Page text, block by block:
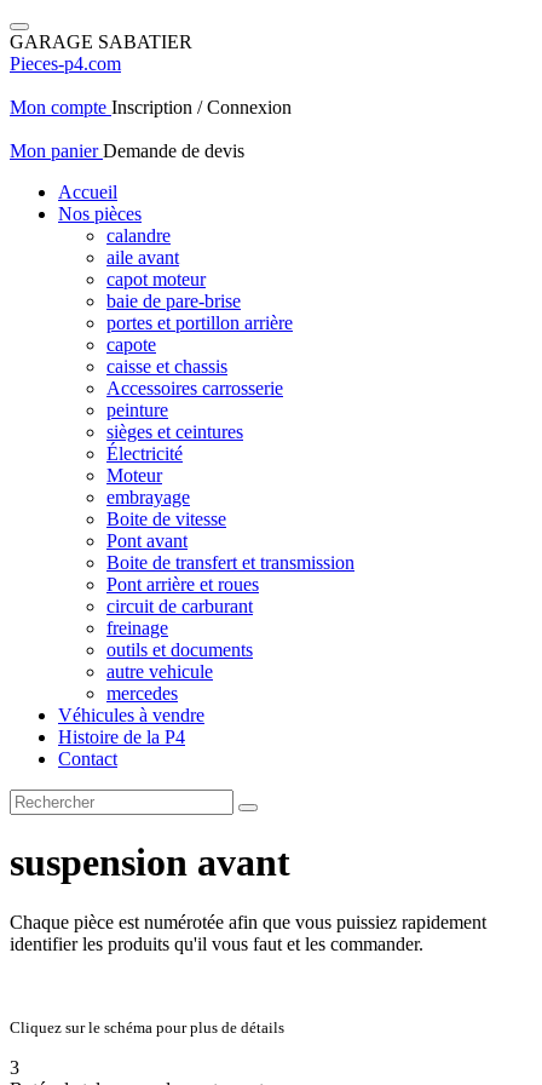
GARAGE SABATIER
Pieces-p4.com
Mon compte Inscription / Connexion
Mon panierDemande de devis
Accueil
Nos pièces
calandre
aile avant
capot moteur
baie de pare-brise
portes et portillon arrière
capote
caisse et chassis
Accessoires carrosserie
peinture
sièges et ceintures
Électricité
Moteur
embrayage
Boite de vitesse
Pont avant
Boite de transfert et transmission
Pont arrière et roues
circuit de carburant
freinage
outils et documents
autre vehicule
mercedes
Véhicules à vendre
Histoire de la P4
Contact
suspension avant
Chaque pièce est numérotée afin que vous puissiez rapidement
identifier les produits qu'il vous faut et les commander.
Cliquez sur le schéma pour plus de détails
3